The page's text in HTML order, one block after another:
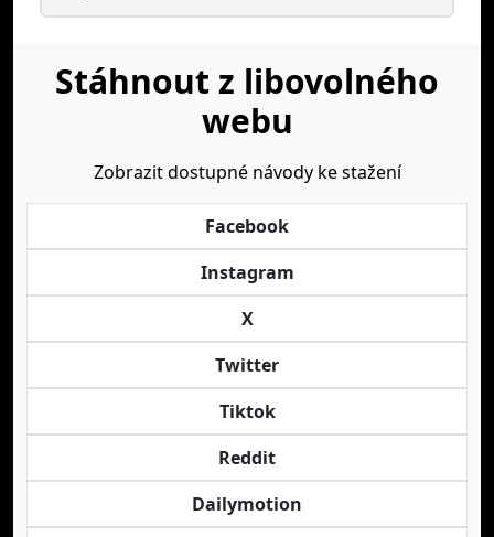
Stáhnout z libovolného
webu
Zobrazit dostupné návody ke stažení
Facebook
Instagram
X
Twitter
Tiktok
Reddit
Dailymotion